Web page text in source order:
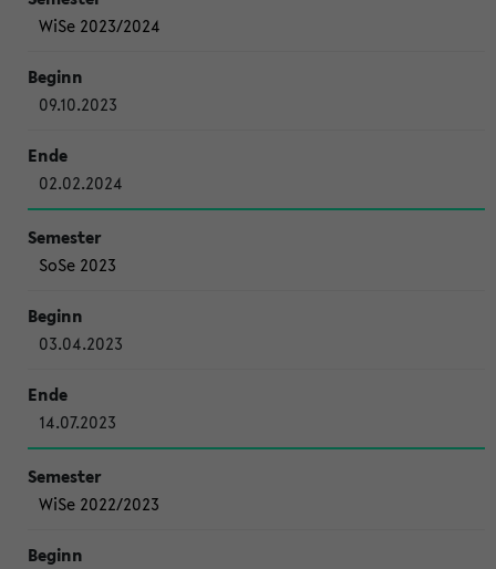
WiSe 2023/2024
09.10.2023
02.02.2024
SoSe 2023
03.04.2023
14.07.2023
WiSe 2022/2023